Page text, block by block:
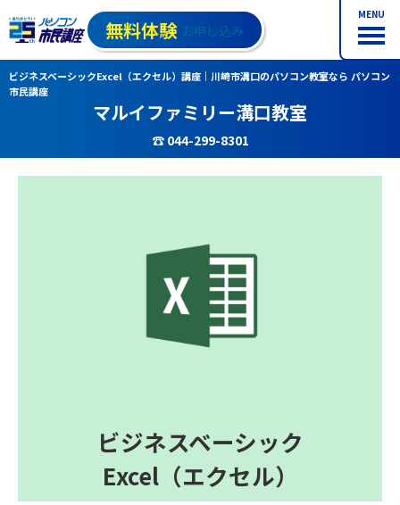
MENU
無料体験 お申し込み
ビジネスベーシックExcel（エクセル）講座｜川崎市溝口のパソコン教室なら パソコン
市民講座
マルイファミリー溝口教室
☎ 044-299-8301
ビジネスベーシック
Excel（エクセル）